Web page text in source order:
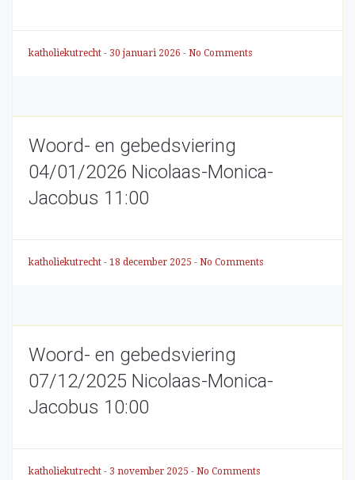
katholiekutrecht - 30 januari 2026 - No Comments
Woord- en gebedsviering
04/01/2026 Nicolaas-Monica-
Jacobus 11:00
katholiekutrecht - 18 december 2025 - No Comments
Woord- en gebedsviering
07/12/2025 Nicolaas-Monica-
Jacobus 10:00
katholiekutrecht - 3 november 2025 - No Comments